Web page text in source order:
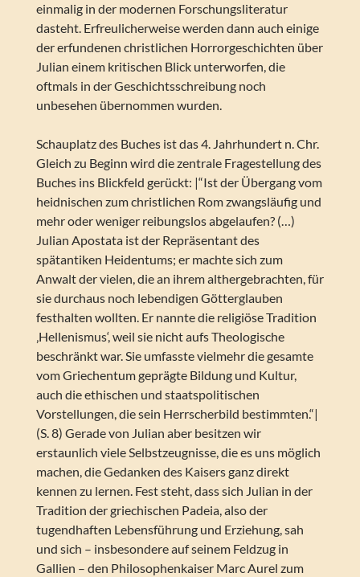
einmalig in der modernen Forschungsliteratur
dasteht. Erfreulicherweise werden dann auch einige
der erfundenen christlichen Horrorgeschichten über
Julian einem kritischen Blick unterworfen, die
oftmals in der Geschichtsschreibung noch
unbesehen übernommen wurden.
Schauplatz des Buches ist das 4. Jahrhundert n. Chr.
Gleich zu Beginn wird die zentrale Fragestellung des
Buches ins Blickfeld gerückt: |“Ist der Übergang vom
heidnischen zum christlichen Rom zwangsläufig und
mehr oder weniger reibungslos abgelaufen? (…)
Julian Apostata ist der Repräsentant des
spätantiken Heidentums; er machte sich zum
Anwalt der vielen, die an ihrem althergebrachten, für
sie durchaus noch lebendigen Götterglauben
festhalten wollten. Er nannte die religiöse Tradition
‚Hellenismus‘, weil sie nicht aufs Theologische
beschränkt war. Sie umfasste vielmehr die gesamte
vom Griechentum geprägte Bildung und Kultur,
auch die ethischen und staatspolitischen
Vorstellungen, die sein Herrscherbild bestimmten.“|
(S. 8) Gerade von Julian aber besitzen wir
erstaunlich viele Selbstzeugnisse, die es uns möglich
machen, die Gedanken des Kaisers ganz direkt
kennen zu lernen. Fest steht, dass sich Julian in der
Tradition der griechischen Padeia, also der
tugendhaften Lebensführung und Erziehung, sah
und sich – insbesondere auf seinem Feldzug in
Gallien – den Philosophenkaiser Marc Aurel zum